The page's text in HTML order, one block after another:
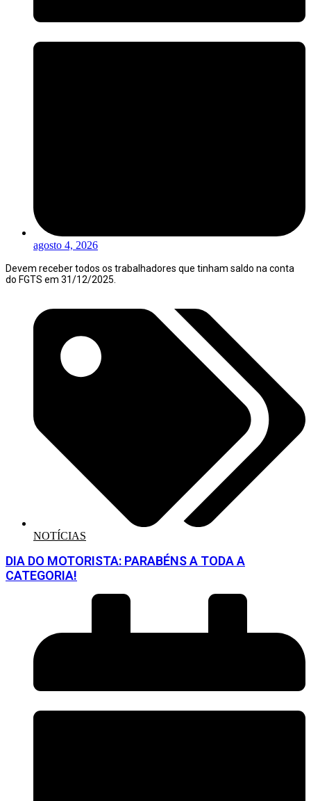
agosto 4, 2026
Devem receber todos os trabalhadores que tinham saldo na conta
do FGTS em 31/12/2025.
NOTÍCIAS
DIA DO MOTORISTA: PARABÉNS A TODA A
CATEGORIA!